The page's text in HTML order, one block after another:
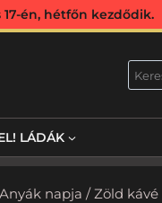
én, hétfőn kezdődik.
LÁDÁK
Anyák napja / Zöld kávé